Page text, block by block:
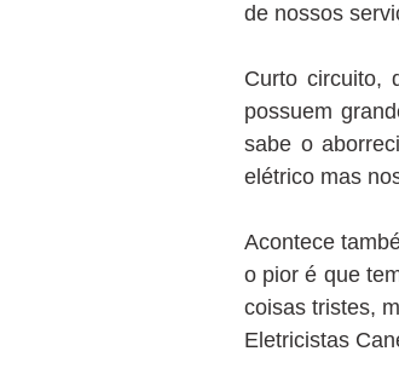
de nossos
Curto circuito,
possuem
sabe o
elétrico mas
Acontece
o pior é que
coisas tristes,
Eletricistas